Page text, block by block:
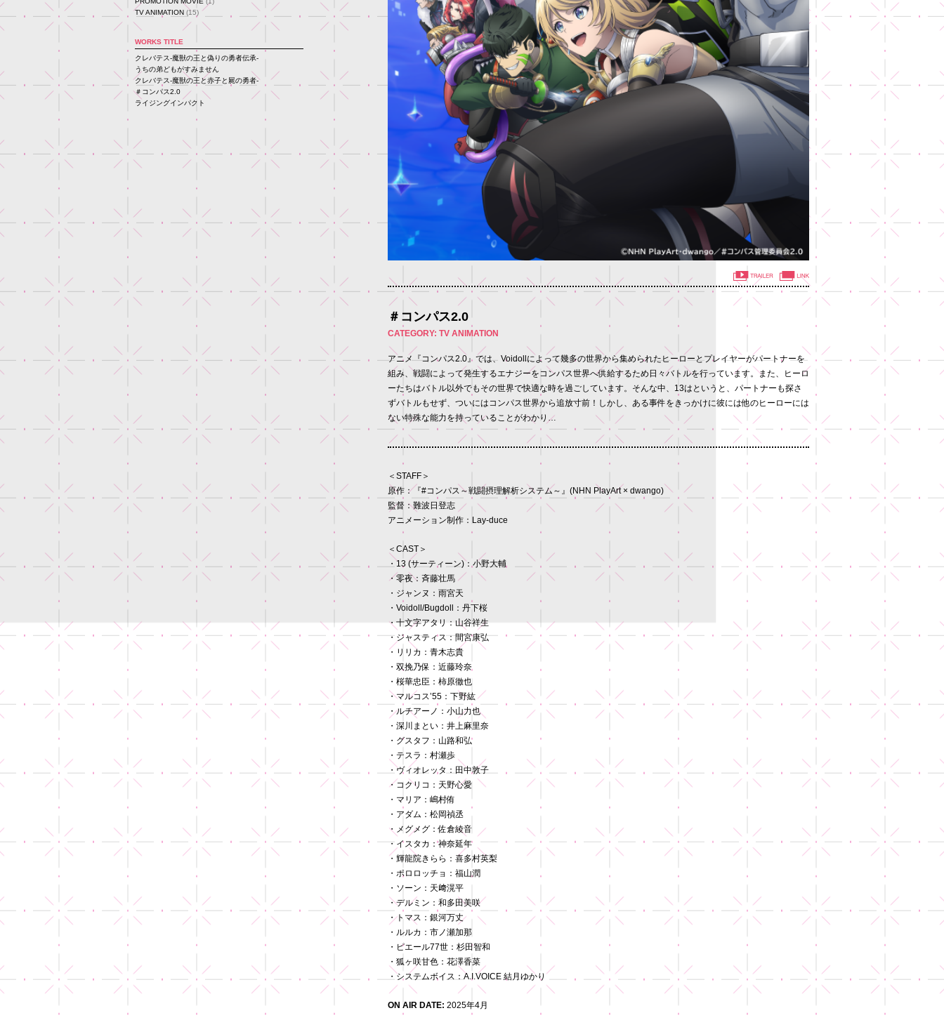
TV ANIMATION (15)
WORKS TITLE
クレバテス-魔獣の王と偽りの勇者伝承-
うちの弟どもがすみません
クレバテス-魔獣の王と赤子と屍の勇者-
＃コンパス2.0
ライジングインパクト
＃コンパス2.0
CATEGORY: TV ANIMATION
アニメ『コンパス2.0』では、Voidollによって幾多の世界から集められたヒーローとプレイヤーがパートナーを
組み、戦闘によって発生するエナジーをコンパス世界へ供給するため日々バトルを行っています。また、ヒーロ
ーたちはバトル以外でもその世界で快適な時を過ごしています。そんな中、13はというと、パートナーも探さ
ずバトルもせず、ついにはコンパス世界から追放寸前！しかし、ある事件をきっかけに彼には他のヒーローには
ない特殊な能力を持っていることがわかり…
＜STAFF＞
原作：『#コンパス～戦闘摂理解析システム～』(NHN PlayArt × dwango)
監督：難波日登志
アニメーション制作：Lay-duce
＜CAST＞
・13 (サーティーン)：小野大輔
・零夜：斉藤壮馬
・ジャンヌ：雨宮天
・Voidoll/Bugdoll：丹下桜
・十文字アタリ：山谷祥生
・ジャスティス：間宮康弘
・リリカ：青木志貴
・双挽乃保：近藤玲奈
・桜華忠臣：柿原徹也
・マルコス’55：下野紘
・ルチアーノ：小山力也
・深川まとい：井上麻里奈
・グスタフ：山路和弘
・テスラ：村瀬歩
・ヴィオレッタ：田中敦子
・コクリコ：天野心愛
・マリア：嶋村侑
・アダム：松岡禎丞
・メグメグ：佐倉綾音
・イスタカ：神奈延年
・輝龍院きらら：喜多村英梨
・ポロロッチョ：福山潤
・ソーン：天﨑滉平
・デルミン：和多田美咲
・トマス：銀河万丈
・ルルカ：市ノ瀬加那
・ピエール77世：杉田智和
・狐ヶ咲甘色：花澤香菜
・システムボイス：A.I.VOICE 結月ゆかり
ON AIR DATE: 2025年4月